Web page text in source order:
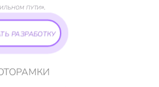
пути».
разработку